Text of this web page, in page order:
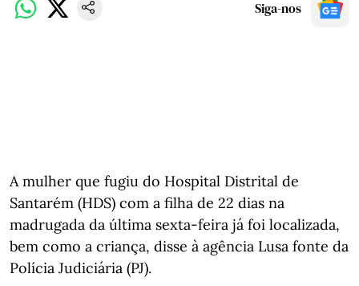
Siga-nos
A mulher que fugiu do Hospital Distrital de
Santarém (HDS) com a filha de 22 dias na
madrugada da última sexta-feira já foi localizada,
bem como a criança, disse à agência Lusa fonte da
Polícia Judiciária (PJ).